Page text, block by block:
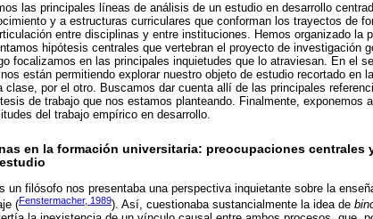
las principales líneas de análisis de un estudio en desarrollo
y a estructuras curriculares que conforman los trayectos de
entre disciplinas y entre instituciones. Hemos organizado la
hipótesis centrales que vertebran el proyecto de investigación
focalizamos en las principales inquietudes que lo atraviesan. En el
están permitiendo explorar nuestro objeto de estudio recortado en
clase, por el otro. Buscamos dar cuenta allí de las principales
de trabajo que nos estamos planteando. Finalmente, exponemos
del trabajo empírico en desarrollo.
en la formación universitaria: preocupaciones centrales
un filósofo nos presentaba una perspectiva inquietante sobre la
(Fenstermacher, 1989). Así, cuestionaba sustancialmente la idea de